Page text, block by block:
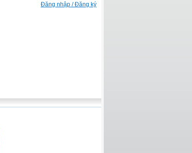
Đăng nhập / Đăng ký